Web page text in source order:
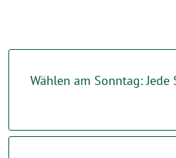
Wählen am Sonntag: